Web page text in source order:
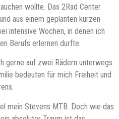
wollte. Das 2Rad Center
aus einem geplanten kurzen
intensive Wochen, in denen ich
Berufs erlernen durfte.
gerne auf zwei Rädern unterwegs.
bedeuten für mich Freiheit und
mein Stevens MTB. Doch wie das